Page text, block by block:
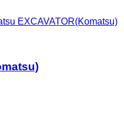
EXCAVATOR(Komatsu)